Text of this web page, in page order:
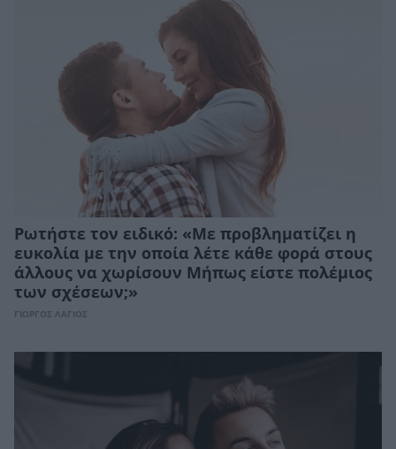
Ρωτήστε τον ειδικό: «Με προβληματίζει η
ευκολία με την οποία λέτε κάθε φορά στους
άλλους να χωρίσουν Μήπως είστε πολέμιος
των σχέσεων;»
ΓΙΩΡΓΟΣ ΛΑΓΙΟΣ